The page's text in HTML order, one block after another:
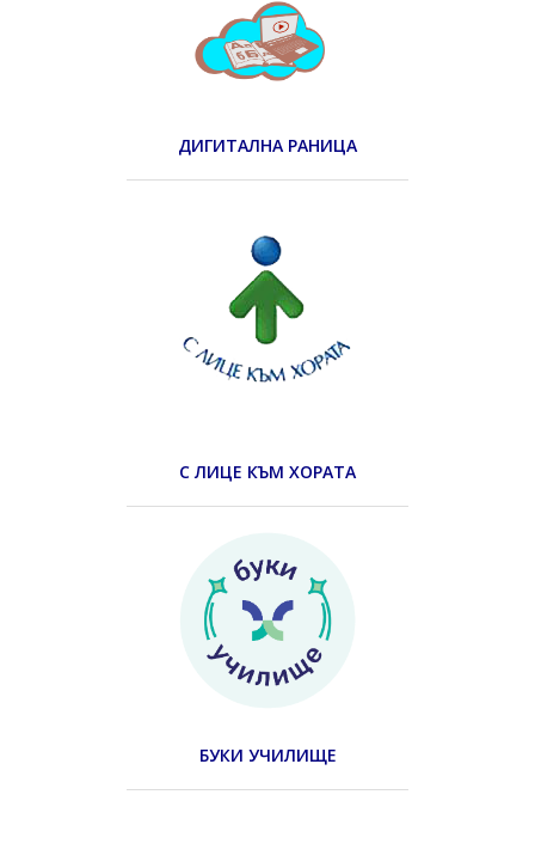
ДИГИТАЛНА РАНИЦА
С ЛИЦЕ КЪМ ХОРАТА
БУКИ УЧИЛИЩЕ